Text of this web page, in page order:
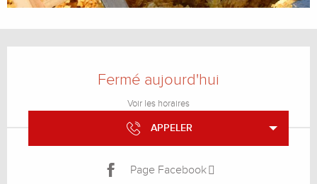
Fermé aujourd'hui
Voir les horaires
APPELER
Page Facebook